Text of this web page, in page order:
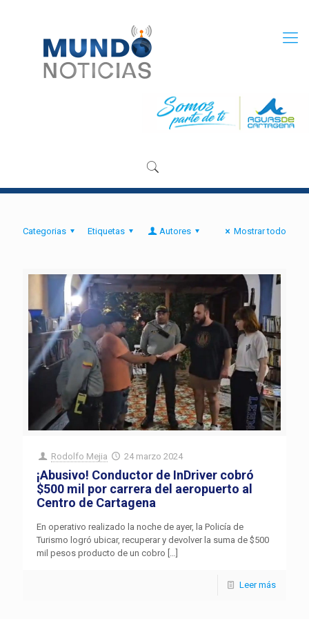
Categorias Etiquetas Autores Mostrar todo
Rodolfo Mejia 24 marzo 2024
¡Abusivo! Conductor de InDriver cobró
$500 mil por carrera del aeropuerto al
Centro de Cartagena
En operativo realizado la noche de ayer, la Policía de
Turismo logró ubicar, recuperar y devolver la suma de $500
mil pesos producto de un cobro […]
Leer más